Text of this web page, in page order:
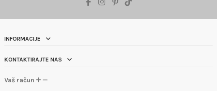
INFORMACIJE
KONTAKTIRAJTE NAS
Vaš račun